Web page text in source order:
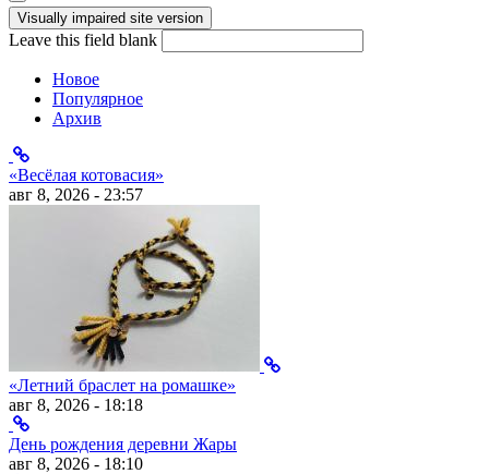
Leave this field blank
Новое
Популярное
Архив
«Весёлая котовасия»
авг 8, 2026 - 23:57
«Летний браслет на ромашке»
авг 8, 2026 - 18:18
День рождения деревни Жары
авг 8, 2026 - 18:10